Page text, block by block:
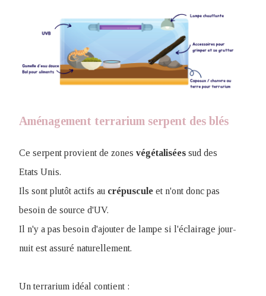
Aménagement terrarium serpent des blés
Ce serpent provient de zones végétalisées sud des
Etats Unis.
Ils sont plutôt actifs au crépuscule et n'ont donc pas
besoin de source d'UV.
Il n'y a pas besoin d'ajouter de lampe si l'éclairage jour-
nuit est assuré naturellement.
Un terrarium idéal contient :